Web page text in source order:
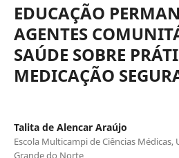
EDUCAÇÃO
AGENTES
SAÚDE SOBRE
MEDICAÇÃO
Talita de Alencar Araújo
Escola Multicampi de Ciências Médicas,
Grande do Norte